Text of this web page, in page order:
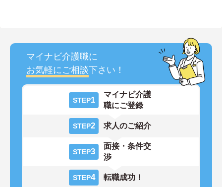
マイナビ介護職に
お気軽にご相談下さい！
STEP1
マイナビ介護
職にご登録
STEP2 求人のご紹介
STEP3
面接・条件交
渉
STEP4 転職成功！